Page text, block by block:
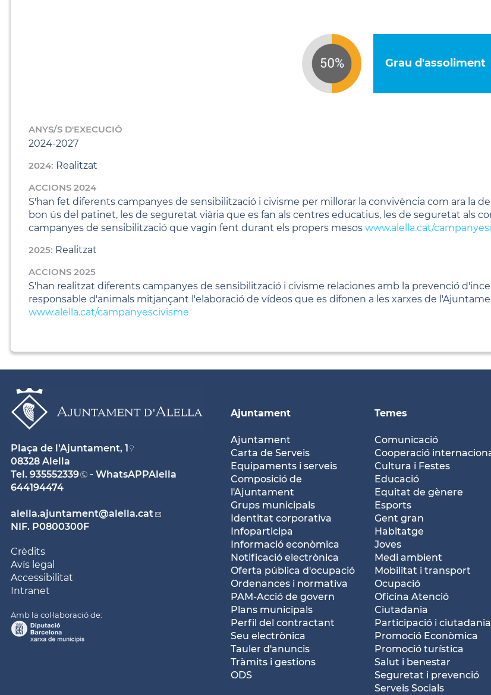
Grau d'assoliment
ANYS/S D'EXECUCIÓ
2024-2027
2024: Realitzat
ACCIONS 2024
S'han fet diferents campanyes de sensibilització i civisme per millorar la convivència com ara la
bon ús del patinet, les de seguretat viària que es fan als centres educatius, les de seguretat als
campanyes de sensibilització que vagin fent durant els propers mesos www.alella.cat/
2025: Realitzat
ACCIONS 2025
S'han realitzat diferents campanyes de sensibilització i civisme relaciones amb la prevenció
responsable d'animals mitjançant l'elaboració de vídeos que es difonen a les xarxes de
www.alella.cat/campanyescivisme
Ajuntament
Ajuntament
Carta de Serveis
Equipaments i serveis
Composició de
l'Ajuntament
Grups municipals
Identitat corporativa
Infoparticipa
Informació econòmica
Notificació electrònica
Oferta pública d'ocupació
Ordenances i normativa
PAM-Acció de govern
Plans municipals
Perfil del contractant
Seu electrònica
Tauler d'anuncis
Tràmits i gestions
ODS
Temes
Comunicació
Cooperació
Cultura i Festes
Educació
Equitat de gènere
Esports
Gent gran
Habitatge
Joves
Medi ambient
Mobilitat i transport
Ocupació
Oficina Atenció
Ciutadania
Participació i ciutadania
Promoció Econòmica
Promoció turística
Salut i benestar
Seguretat i prevenció
Serveis Socials
Plaça de l'Ajuntament, 1
08328 Alella
Tel. 935552339
- WhatsAPPAlella
644194474
alella.ajuntament@alella.cat
NIF. P0800300F
Crèdits
Avís legal
Accessibilitat
Intranet
Amb la col·laboració de: